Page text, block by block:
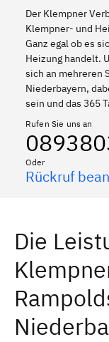
Der Klempner
Klempner- und
Ganz egal ob es
Heizung handelt.
sich an mehreren
Niederbayern,
sein und das 365
Rufen Sie uns an
Oder
Rückruf
Die